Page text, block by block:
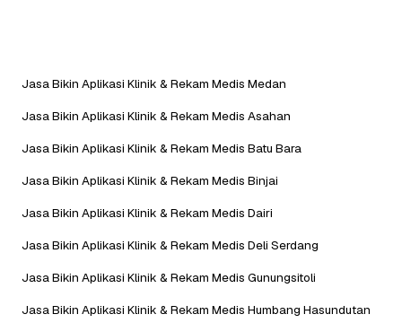
Jasa Bikin Aplikasi Klinik & Rekam Medis Medan
Jasa Bikin Aplikasi Klinik & Rekam Medis Asahan
Jasa Bikin Aplikasi Klinik & Rekam Medis Batu Bara
Jasa Bikin Aplikasi Klinik & Rekam Medis Binjai
Jasa Bikin Aplikasi Klinik & Rekam Medis Dairi
Jasa Bikin Aplikasi Klinik & Rekam Medis Deli Serdang
Jasa Bikin Aplikasi Klinik & Rekam Medis Gunungsitoli
Jasa Bikin Aplikasi Klinik & Rekam Medis Humbang Hasundutan